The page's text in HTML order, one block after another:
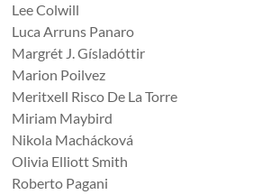
Lee Colwill
Luca Arruns Panaro
Margrét J. Gísladóttir
Marion Poilvez
Meritxell Risco De La Torre
Miriam Maybird
Nikola Machácková
Olivia Elliott Smith
Roberto Pagani